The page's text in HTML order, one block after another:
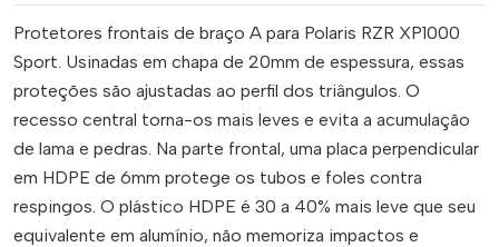
Protetores frontais de braço A para Polaris RZR XP1000
Sport. Usinadas em chapa de 20mm de espessura, essas
proteções são ajustadas ao perfil dos triângulos. O
recesso central torna-os mais leves e evita a acumulação
de lama e pedras. Na parte frontal, uma placa perpendicular
em HDPE de 6mm protege os tubos e foles contra
respingos. O plástico HDPE é 30 a 40% mais leve que seu
equivalente em alumínio, não memoriza impactos e